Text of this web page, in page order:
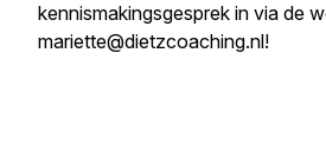
kennismakingsgesprek in via de
mariette@dietzcoaching.nl!